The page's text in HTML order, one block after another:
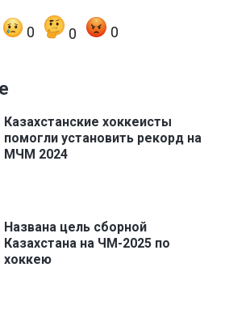
0 0 0
Казахстанские хоккеисты
помогли установить рекорд на
МЧМ 2024
Названа цель сборной
Казахстана на ЧМ-2025 по
хоккею